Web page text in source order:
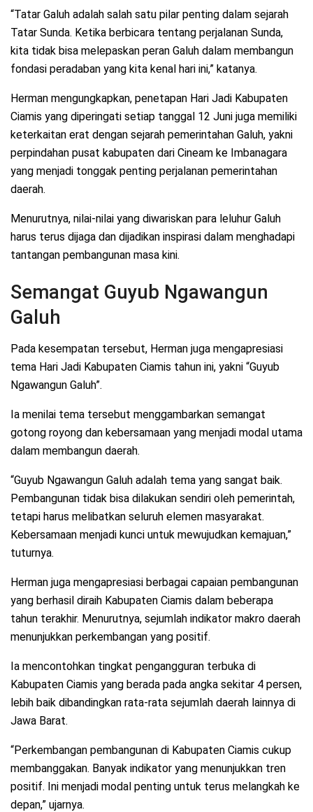
“Tatar Galuh adalah salah satu pilar penting dalam sejarah
Tatar Sunda. Ketika berbicara tentang perjalanan Sunda,
kita tidak bisa melepaskan peran Galuh dalam membangun
fondasi peradaban yang kita kenal hari ini,” katanya.
Herman mengungkapkan, penetapan Hari Jadi Kabupaten
Ciamis yang diperingati setiap tanggal 12 Juni juga memiliki
keterkaitan erat dengan sejarah pemerintahan Galuh, yakni
perpindahan pusat kabupaten dari Cineam ke Imbanagara
yang menjadi tonggak penting perjalanan pemerintahan
daerah.
Menurutnya, nilai-nilai yang diwariskan para leluhur Galuh
harus terus dijaga dan dijadikan inspirasi dalam menghadapi
tantangan pembangunan masa kini.
Semangat Guyub Ngawangun
Galuh
Pada kesempatan tersebut, Herman juga mengapresiasi
tema Hari Jadi Kabupaten Ciamis tahun ini, yakni “Guyub
Ngawangun Galuh”.
Ia menilai tema tersebut menggambarkan semangat
gotong royong dan kebersamaan yang menjadi modal utama
dalam membangun daerah.
“Guyub Ngawangun Galuh adalah tema yang sangat baik.
Pembangunan tidak bisa dilakukan sendiri oleh pemerintah,
tetapi harus melibatkan seluruh elemen masyarakat.
Kebersamaan menjadi kunci untuk mewujudkan kemajuan,”
tuturnya.
Herman juga mengapresiasi berbagai capaian pembangunan
yang berhasil diraih Kabupaten Ciamis dalam beberapa
tahun terakhir. Menurutnya, sejumlah indikator makro daerah
menunjukkan perkembangan yang positif.
Ia mencontohkan tingkat pengangguran terbuka di
Kabupaten Ciamis yang berada pada angka sekitar 4 persen,
lebih baik dibandingkan rata-rata sejumlah daerah lainnya di
Jawa Barat.
“Perkembangan pembangunan di Kabupaten Ciamis cukup
membanggakan. Banyak indikator yang menunjukkan tren
positif. Ini menjadi modal penting untuk terus melangkah ke
depan,” ujarnya.